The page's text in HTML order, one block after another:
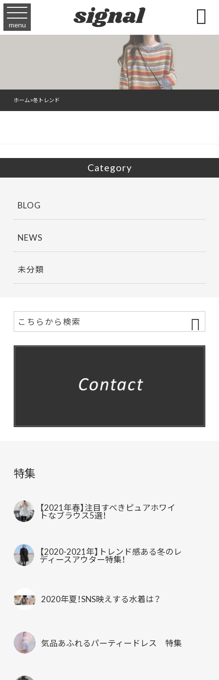
menu 
ホーム>冬トレンド
Category
BLOG
NEWS
未分類
特集
【2021年春】注目すべきピュアホワイ
トなブラウス5選！
【2020-2021年】トレンド感ある冬のレ
ディースアウター特集！
2020年夏！SNS映えする水着は？
気品あふれるパーティードレス 特集